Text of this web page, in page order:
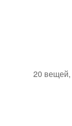
20 вещей,